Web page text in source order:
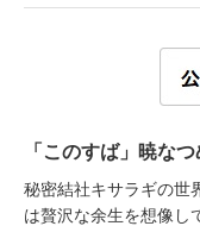
「このすば」暁な
秘密結社キサラギの世
は贅沢な余生を想像